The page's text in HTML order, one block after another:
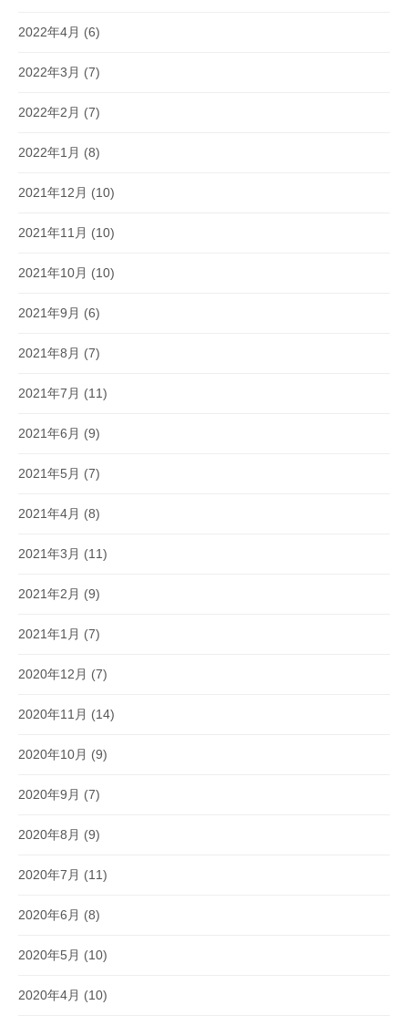
2022年4月 (6)
2022年3月 (7)
2022年2月 (7)
2022年1月 (8)
2021年12月 (10)
2021年11月 (10)
2021年10月 (10)
2021年9月 (6)
2021年8月 (7)
2021年7月 (11)
2021年6月 (9)
2021年5月 (7)
2021年4月 (8)
2021年3月 (11)
2021年2月 (9)
2021年1月 (7)
2020年12月 (7)
2020年11月 (14)
2020年10月 (9)
2020年9月 (7)
2020年8月 (9)
2020年7月 (11)
2020年6月 (8)
2020年5月 (10)
2020年4月 (10)